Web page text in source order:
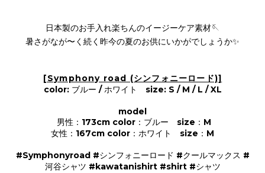
日本製のお手入れ楽ちんのイージーケア素材🪡
暑さがなが〜く続く昨今の夏のお供にいかがでしょうか✨
[Symphony road (シンフォニーロード)]
color: ブルー / ホワイト size: S / M / L / XL
model
男性：173cm color：ブルー size：M
女性：167cm color：ホワイト size：M
#Symphonyroad #シンフォニーロード #クールマックス #
河谷シャツ #kawatanishirt #shirt #シャツ